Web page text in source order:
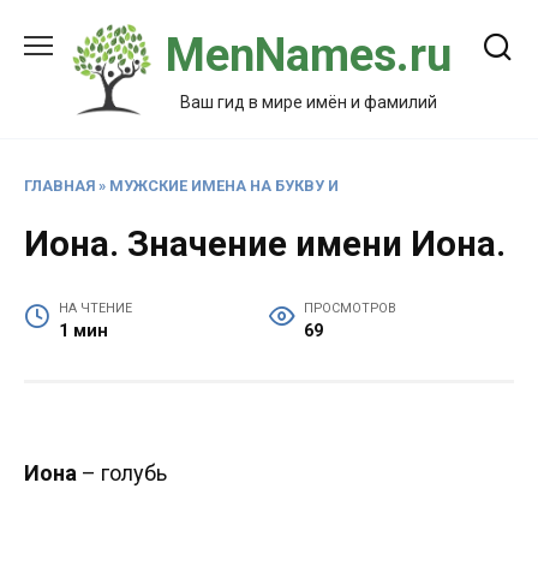
содержанию
MenNames.ru
Ваш гид в мире имён и фамилий
ГЛАВНАЯ » МУЖСКИЕ ИМЕНА НА БУКВУ И
Иона. Значение имени Иона.
НА ЧТЕНИЕ
1 мин
ПРОСМОТРОВ
69
Иона – голубь